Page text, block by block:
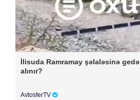
İlisuda Ramramay şəlaləsinə
alınır?
AvtosferTV